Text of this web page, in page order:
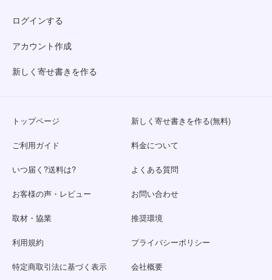
ログインする
アカウント作成
新しく寄せ書きを作る
トップページ 新しく寄せ書きを作る(無料)
ご利用ガイド 料金について
いつ届く?送料は? よくある質問
お客様の声・レビュー お問い合わせ
取材・協業 推奨環境
利用規約 プライバシーポリシー
特定商取引法に基づく表示 会社概要